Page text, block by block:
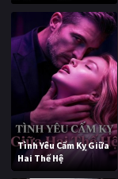
Tình Yêu Cấm Kỵ Giữa
Hai Thế Hệ